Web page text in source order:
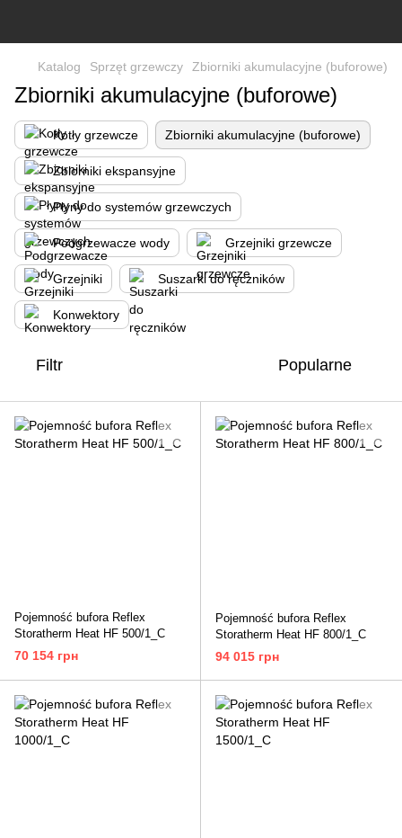
Katalog Sprzęt grzewczy Zbiorniki akumulacyjne (buforowe)
Zbiorniki akumulacyjne (buforowe)
Kotły grzewcze Zbiorniki akumulacyjne (buforowe)
Zbiorniki ekspansyjne
Płyny do systemów grzewczych
Podgrzewacze wody Grzejniki grzewcze
Grzejniki Suszarki do ręczników
Konwektory
Filtr Popularne
Pojemność bufora Reflex
Storatherm Heat HF 500/1_C
70 154 грн
Pojemność bufora Reflex
Storatherm Heat HF 800/1_C
94 015 грн